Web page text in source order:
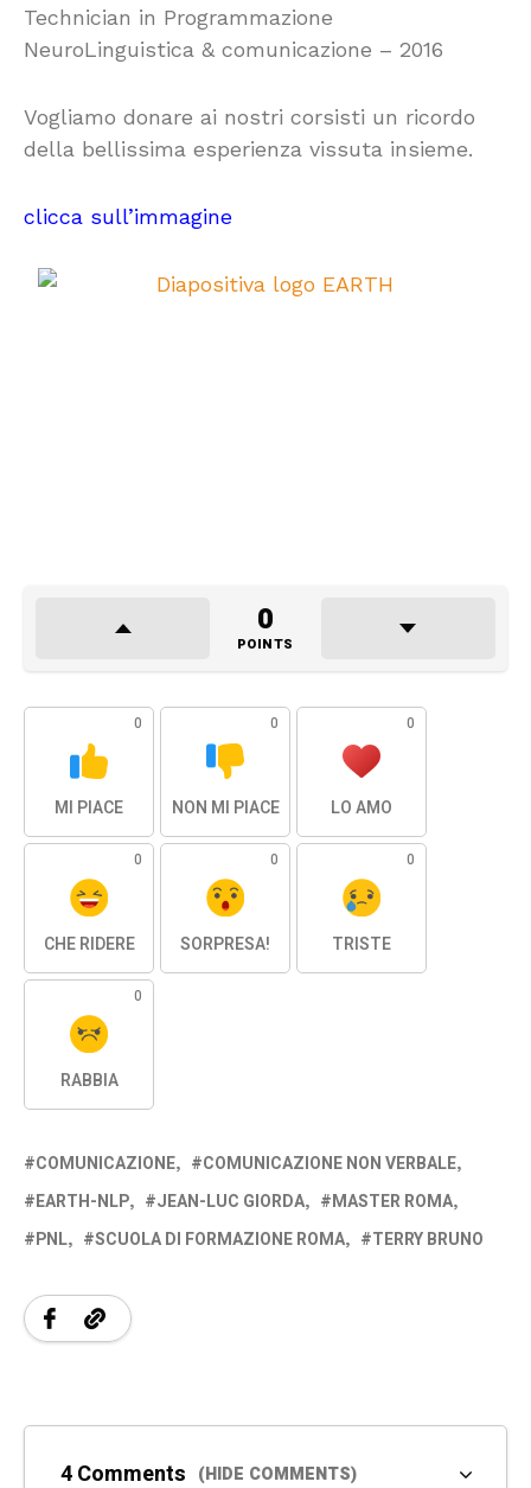
Technician in Programmazione
NeuroLinguistica & comunicazione – 2016
Vogliamo donare ai nostri corsisti un ricordo
della bellissima esperienza vissuta insieme.
clicca sull’immagine
0
POINTS
0
MI PIACE
0
NON MI PIACE
0
LO AMO
0
CHE RIDERE
0
SORPRESA!
0
TRISTE
0
RABBIA
COMUNICAZIONE
COMUNICAZIONE NON VERBALE
EARTH-NLP
JEAN-LUC GIORDA
MASTER ROMA
PNL
SCUOLA DI FORMAZIONE ROMA TERRY BRUNO
4 Comments (HIDE COMMENTS)